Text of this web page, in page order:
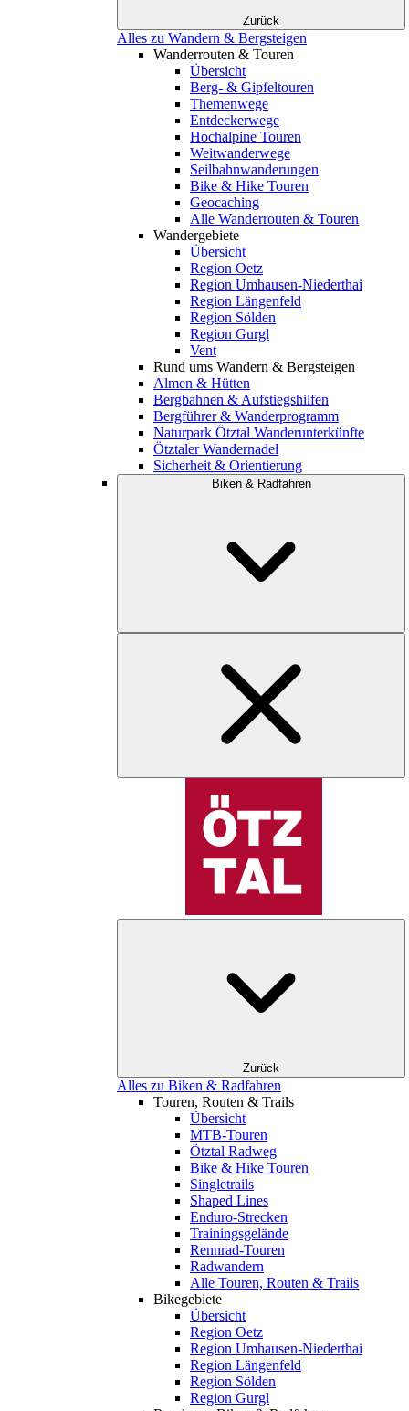
Zurück
Alles zu Wandern & Bergsteigen
Wanderrouten & Touren
Übersicht
Berg- & Gipfeltouren
Themenwege
Entdeckerwege
Hochalpine Touren
Weitwanderwege
Seilbahnwanderungen
Bike & Hike Touren
Geocaching
Alle Wanderrouten & Touren
Wandergebiete
Übersicht
Region Oetz
Region Umhausen-Niederthai
Region Längenfeld
Region Sölden
Region Gurgl
Vent
Rund ums Wandern & Bergsteigen
Almen & Hütten
Bergbahnen & Aufstiegshilfen
Bergführer & Wanderprogramm
Naturpark Ötztal Wanderunterkünfte
Ötztaler Wandernadel
Sicherheit & Orientierung
Biken & Radfahren
Zurück
Alles zu Biken & Radfahren
Touren, Routen & Trails
Übersicht
MTB-Touren
Ötztal Radweg
Bike & Hike Touren
Singletrails
Shaped Lines
Enduro-Strecken
Trainingsgelände
Rennrad-Touren
Radwandern
Alle Touren, Routen & Trails
Bikegebiete
Übersicht
Region Oetz
Region Umhausen-Niederthai
Region Längenfeld
Region Sölden
Region Gurgl